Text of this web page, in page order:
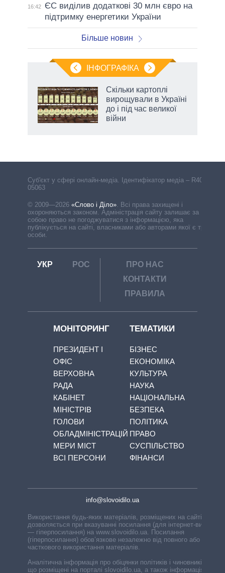
16:42
ЄС виділив додаткові 30 млн євро на
підтримку енергетики України
Більше новин
ІНФОГРАФІКА
Скільки картоплі
вирощували в Україні
до і під час великої
війни
Cуб'єкт у сфері онлайн-медіа. Ідентифікатор медіа – R40-
05063
© 2009—2026 «Слово і Діло»
Всі права захищені і
охороняються законом. Адміністрація сайту залишає за
собою право не погоджуватися з інформацією, яка
публікується на сайті, власниками або авторами якої є треті
особи.
УКР РОС
ПРО НАС
КОНТАКТИ
ПРАВИЛА
МОНІТОРИНГ
ПРЕЗИДЕНТ І
ОФІС
ВЕРХОВНА
РАДА
КАБІНЕТ
МІНІСТРІВ
ГОЛОВИ
ОБЛАДМІНІСТРАЦІЙ
МЕРИ МІСТ
ВСІ ПЕРСОНИ
ТЕМАТИКИ
БІЗНЕС
ЕКОНОМІКА
КУЛЬТУРА
НАУКА
НАЦІОНАЛЬНА
БЕЗПЕКА
ПОЛІТИКА
ПРАВО
СУСПІЛЬСТВО
ФІНАНСИ
info@slovoidilo.ua
Використання будь-яких матеріалів, розміщених на сайті,
дозволяється при вказуванні посилання (для інтернет-видань
— гіперпосилання) на www.slovoidilo.ua. Посилання
(гіперпосилання) обов’язкове незалежно від повного або
часткового використання матеріалів.
Аналітична інформація про обіцянки політиків і чиновників,
що розміщені на порталі slovoidilo.ua, а також інформація про